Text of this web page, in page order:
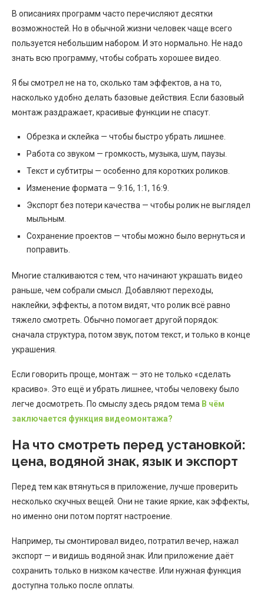
В описаниях программ часто перечисляют десятки
возможностей. Но в обычной жизни человек чаще всего
пользуется небольшим набором. И это нормально. Не надо
знать всю программу, чтобы собрать хорошее видео.
Я бы смотрел не на то, сколько там эффектов, а на то,
насколько удобно делать базовые действия. Если базовый
монтаж раздражает, красивые функции не спасут.
Обрезка и склейка — чтобы быстро убрать лишнее.
Работа со звуком — громкость, музыка, шум, паузы.
Текст и субтитры — особенно для коротких роликов.
Изменение формата — 9:16, 1:1, 16:9.
Экспорт без потери качества — чтобы ролик не выглядел
мыльным.
Сохранение проектов — чтобы можно было вернуться и
поправить.
Многие сталкиваются с тем, что начинают украшать видео
раньше, чем собрали смысл. Добавляют переходы,
наклейки, эффекты, а потом видят, что ролик всё равно
тяжело смотреть. Обычно помогает другой порядок:
сначала структура, потом звук, потом текст, и только в конце
украшения.
Если говорить проще, монтаж — это не только «сделать
красиво». Это ещё и убрать лишнее, чтобы человеку было
легче досмотреть. По смыслу здесь рядом тема В чём
заключается функция видеомонтажа?
На что смотреть перед установкой:
цена, водяной знак, язык и экспорт
Перед тем как втянуться в приложение, лучше проверить
несколько скучных вещей. Они не такие яркие, как эффекты,
но именно они потом портят настроение.
Например, ты смонтировал видео, потратил вечер, нажал
экспорт — и видишь водяной знак. Или приложение даёт
сохранить только в низком качестве. Или нужная функция
доступна только после оплаты.